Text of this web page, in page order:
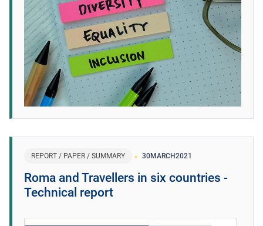
REPORT / PAPER / SUMMARY 30MARCH2021
Roma and Travellers in six countries -
Technical report